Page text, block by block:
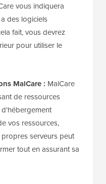
vous indiquera
des logiciels
fait, vous devrez
pour utiliser le
MalCare : MalCare
de ressources
vos ressources,
serveurs peut
tout en assurant sa